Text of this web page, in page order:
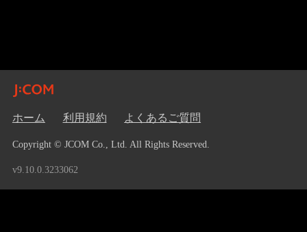
ホーム 利用規約 よくあるご質問
Copyright © JCOM Co., Ltd. All Rights Reserved.
v9.10.0.3233062